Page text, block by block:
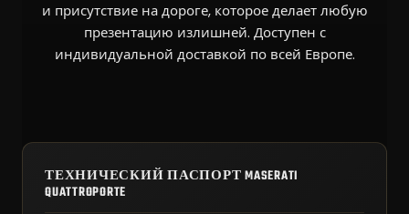
и присутствие на дороге, которое делает любую
презентацию излишней. Доступен с
индивидуальной доставкой по всей Европе.
ТЕХНИЧЕСКИЙ ПАСПОРТ MASERATI
QUATTROPORTE